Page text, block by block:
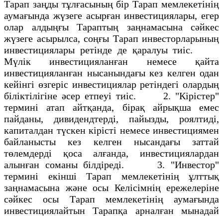
Тарап заңды тұлғасының бір Тарап мемлекетінің
аумағында жүзеге асырған инвестициялары, егер
олар алдыңғы Тараптың заңнамасына сәйкес
жүзеге асырылса, соңғы Тарап инвесторларының
инвестициялары ретінде де қаралуы тиіс.
Мүлік инвестицияланған немесе қайта
инвестицияланған нысанындағы кез келген одан
кейінгі өзгеріс инвестициялар ретіндегі олардың
біліктілігіне әсер етпеуі тиіс. 2. "Кірістер"
термині атап айтқанда, бірақ айрықша емес
пайданы, дивидендтерді, пайызды, роялтиді,
капиталдан түскен кірісті немесе инвестициямен
байланысты кез келген нысандағы заттай
төлемдерді қоса алғанда, инвестициялардан
алынған соманы білдіреді. 3. "Инвестор"
термині екінші Тарап мемлекетінің ұлттық
заңнамасына және осы Келісімнің ережелеріне
сәйкес осы Тарап мемлекетінің аумағында
инвестициялайтын Тарапқа арналған мынадай